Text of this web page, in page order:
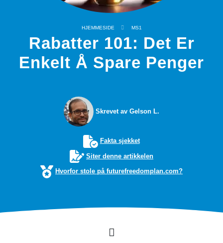
HJEMMESIDE MS1
Rabatter 101: Det Er
Enkelt Å Spare Penger
Skrevet av Gelson L.
Fakta sjekket
Siter denne artikkelen
Hvorfor stole på futurefreedomplan.com?